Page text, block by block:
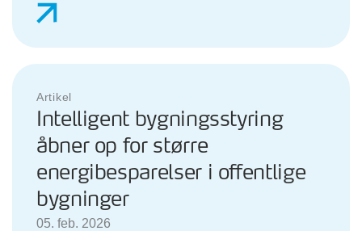
Artikel
Intelligent bygningsstyring
åbner op for større
energibesparelser i offentlige
bygninger
05. feb. 2026